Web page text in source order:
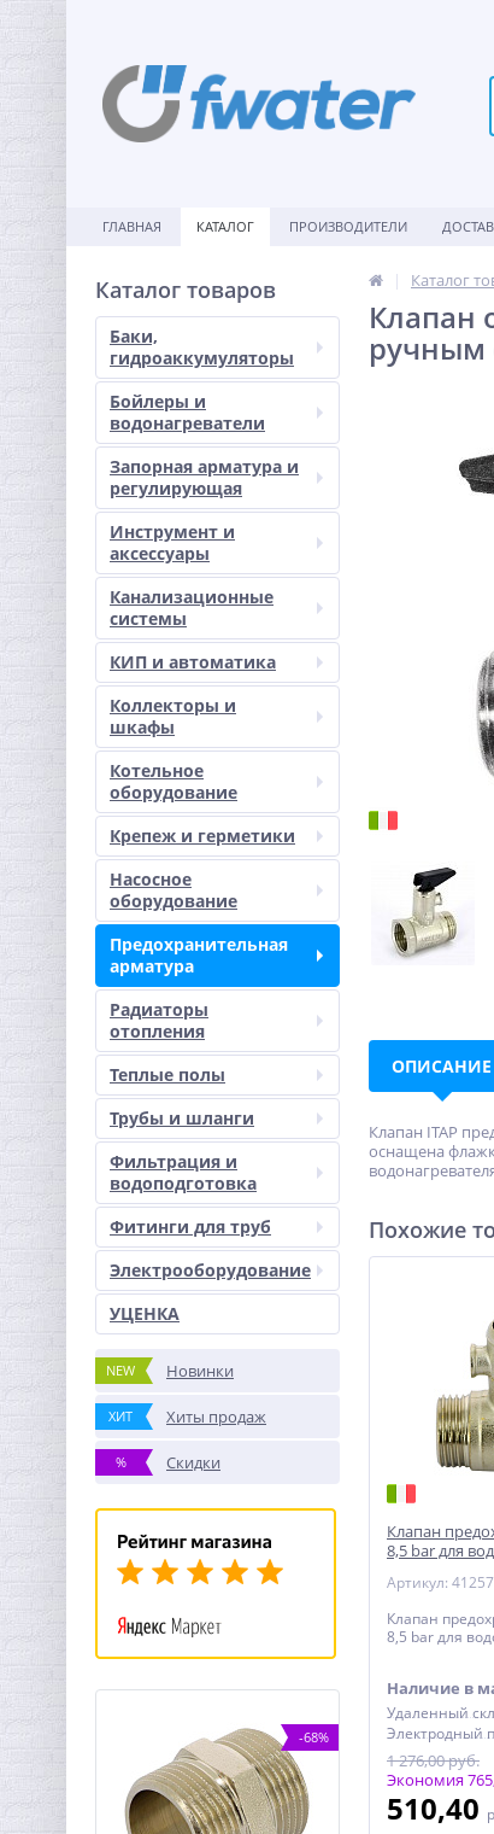
ГЛАВНАЯ КАТАЛОГ ПРОИЗВОДИТЕЛИ
Каталог товаров
Баки,
гидроаккумуляторы
Бойлеры и
водонагреватели
Запорная арматура и
регулирующая
Инструмент и
аксессуары
Канализационные
системы
КИП и автоматика
Коллекторы и
шкафы
Котельное
оборудование
Крепеж и герметики
Насосное
оборудование
Предохранительная
арматура
Радиаторы
отопления
Теплые полы
Трубы и шланги
Фильтрация и
водоподготовка
Фитинги для труб
Электрооборудование
УЦЕНКА
NEW Новинки
ХИТ Хиты продаж
% Скидки
-68%
Каталог
Клапан
ручным
ОПИСАНИЕ
Клапан ITAP
оснащена
Похожие
Клапан
8,5 bar для
Артикул: 41257
Клапан
8,5 bar для
Наличие в
Удаленный
1 276,00 руб.
Экономия
510,40